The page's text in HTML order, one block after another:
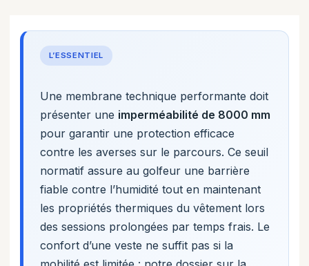
L’ESSENTIEL
Une membrane technique performante doit
présenter une imperméabilité de 8000 mm
pour garantir une protection efficace
contre les averses sur le parcours. Ce seuil
normatif assure au golfeur une barrière
fiable contre l’humidité tout en maintenant
les propriétés thermiques du vêtement lors
des sessions prolongées par temps frais. Le
confort d’une veste ne suffit pas si la